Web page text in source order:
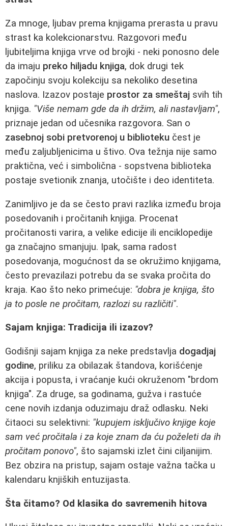
Za mnoge, ljubav prema knjigama prerasta u pravu
strast ka kolekcionarstvu. Razgovori među
ljubiteljima knjiga vrve od brojki - neki ponosno dele
da imaju preko hiljadu knjiga, dok drugi tek
započinju svoju kolekciju sa nekoliko desetina
naslova. Izazov postaje prostor za smeštaj svih tih
knjiga. "Više nemam gde da ih držim, ali nastavljam",
priznaje jedan od učesnika razgovora. San o
zasebnoj sobi pretvorenoj u biblioteku čest je
među zaljubljenicima u štivo. Ova težnja nije samo
praktična, već i simbolična - sopstvena biblioteka
postaje svetionik znanja, utočište i deo identiteta.
Zanimljivo je da se često pravi razlika između broja
posedovanih i pročitanih knjiga. Procenat
pročitanosti varira, a velike edicije ili enciklopedije
ga značajno smanjuju. Ipak, sama radost
posedovanja, mogućnost da se okružimo knjigama,
često prevazilazi potrebu da se svaka pročita do
kraja. Kao što neko primećuje: "dobra je knjiga, što
ja to posle ne pročitam, razlozi su različiti".
Sajam knjiga: Tradicija ili izazov?
Godišnji sajam knjiga za neke predstavlja dogadjaj
godine, priliku za obilazak štandova, korišćenje
akcija i popusta, i vraćanje kući okruženom "brdom
knjiga". Za druge, sa godinama, gužva i rastuće
cene novih izdanja oduzimaju draž odlasku. Neki
čitaoci su selektivni: "kupujem isključivo knjige koje
sam već pročitala i za koje znam da ću poželeti da ih
pročitam ponovo", što sajamski izlet čini ciljanijim.
Bez obzira na pristup, sajam ostaje važna tačka u
kalendaru knjiških entuzijasta.
Šta čitamo? Od klasika do savremenih hitova